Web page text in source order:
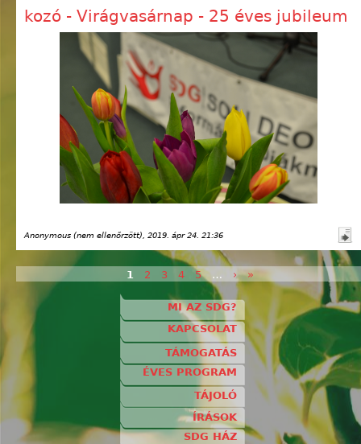
kozó - Virágvasárnap - 25 éves jubileum
Anonymous (nem ellenőrzött), 2019. ápr 24. 21:36
Oldalak 1 2 3 4 5 … › »
MI AZ SDG?
KAPCSOLAT
TÁMOGATÁS
ÉVES PROGRAM
TÁJOLÓ
ÍRÁSOK
SDG HÁZ